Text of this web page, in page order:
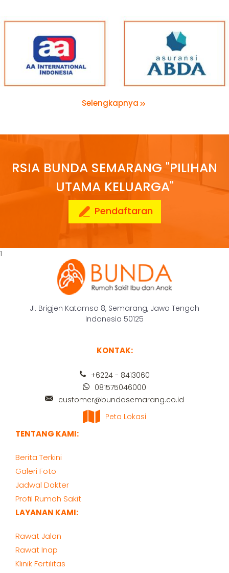
Selengkapnya
RSIA BUNDA SEMARANG "PILIHAN
UTAMA KELUARGA"
Pendaftaran
1
Jl. Brigjen Katamso 8, Semarang, Jawa Tengah
Indonesia 50125
KONTAK:
+6224 - 8413060
081575046000
customer@bundasemarang.co.id
Peta Lokasi
TENTANG KAMI:
Berita Terkini
Galeri Foto
Jadwal Dokter
Profil Rumah Sakit
LAYANAN KAMI:
Rawat Jalan
Rawat Inap
Klinik Fertilitas